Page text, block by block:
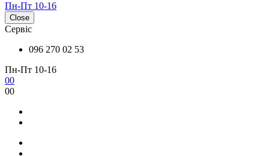
Пн-Пт 10-16
Close
Сервіс
096 270 02 53
Пн-Пт 10-16
00
00